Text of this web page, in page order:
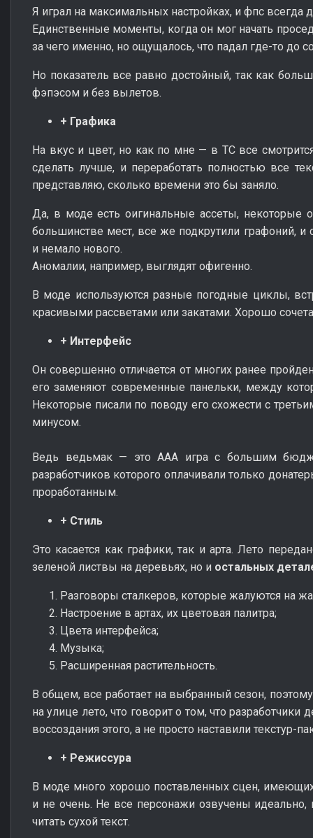
Я играл на максимальных настройках, и фпс всегда
Единственные моменты, когда он мог начать
за чего именно, но ощущалось, что падал где-то до
Но показатель все равно достойный, так как
фэпэсом и без вылетов.
+ Графика
На вкус и цвет, но как по мне — в ТС все
сделать лучше, и переработать полностью все
представляю, сколько времени это бы заняло.
Да, в моде есть оигинальные ассеты, некоторые
большинстве мест, все же подкрутили графоний, и
и немало нового.
Аномалии, например, выглядят офигенно.
В моде используются разные погодные циклы,
красивыми рассветами или закатами. Хорошо
+ Интерфейс
Он совершенно отличается от многих ранее
его заменяют современные панельки, между
Некоторые писали по поводу его схожести с
минусом.
Ведь ведьмак — это ААА игра с большим
разработчиков которого оплачивали только
проработанным.
+ Стиль
Это касается как графики, так и арта. Лето
зеленой листвы на деревьях, но и остальных
Разговоры сталкеров, которые жалуются на
Настроение в артах, их цветовая палитра;
Цвета интерфейса;
Музыка;
Расширенная растительность.
В общем, все работает на выбранный сезон,
на улице лето, что говорит о том, что разработчики
воссоздания этого, а не просто наставили текстур-
+ Режиссура
В моде много хорошо поставленных сцен,
и не очень. Не все персонажи озвучены
читать сухой текст.